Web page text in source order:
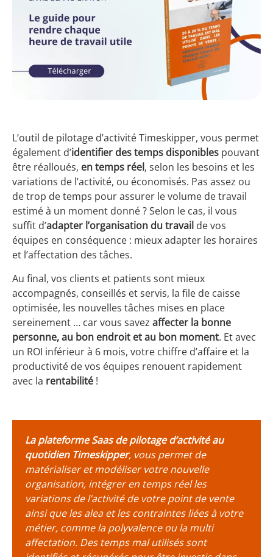
L’outil de pilotage d’activité Timeskipper, vous permet
également d’identifier des temps disponibles pouvant
être réalloués, en temps réel, selon les besoins et les
variations de l’activité, ou économisés. Pas assez ou
de trop de temps pour assurer le volume de travail
estimé à un moment donné ? Selon le cas, il vous
suffit d’adapter l’organisation du travail de vos
équipes en conséquence : mieux adapter les horaires
et l’affectation des tâches.
Au final, vos clients et patients sont mieux
accompagnés, conseillés et servis, la file de caisse
optimisée, les nouvelles tâches mises en place
sereinement … car vous savez affecter la bonne
personne, au bon endroit et au bon moment. Et avec
un ROI inférieur à 6 mois, votre chiffre d’affaire et la
productivité de vos équipes renouent rapidement
avec la rentabilité !
La plateforme Saas de pilotage d’activité au
quotidien Timeskipper, vous permet de
matérialiser et modéliser votre nouvelle
organisation, intégrer en temps réel les
variations de l’activité de votre point de vente
ainsi que les alea et les contraintes liées à votre
métier, comme la polyvalence ou la multi
affectation. Des temps mal utilisés sont